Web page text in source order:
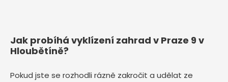
Jak probíhá vyklízení zahrad v Praze 9 v
Hloubětíně?
Pokud jste se rozhodli rázně zakročit a udělat ze